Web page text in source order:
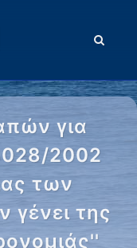
για
2002
των
γένει της